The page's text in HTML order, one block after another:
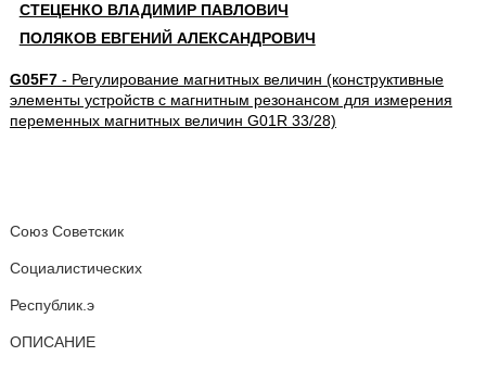
СТЕЦЕНКО ВЛАДИМИР ПАВЛОВИЧ
ПОЛЯКОВ ЕВГЕНИЙ АЛЕКСАНДРОВИЧ
G05F7- Регулирование магнитных величин (конструктивные
элементы устройств с магнитным резонансом для измерения
переменных магнитных величин G01R 33/28)
Союз Советскик
Социалистических
Республик.э
ОПИСАНИЕ